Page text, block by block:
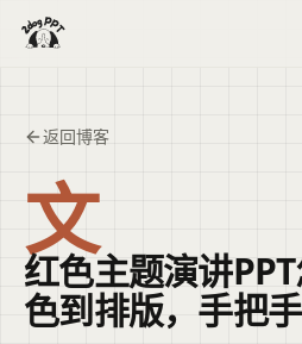
返回博客
文
红色主题演讲
色到排版，手把